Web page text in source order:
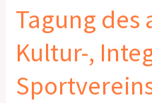
Tagung des
Kultur-,